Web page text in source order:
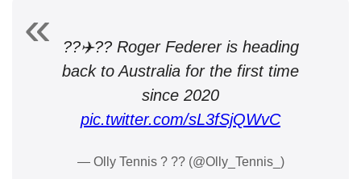
??✈️?? Roger Federer is heading
back to Australia for the first time
since 2020
pic.twitter.com/sL3fSjQWvC
— Olly Tennis ? ?? (@Olly_Tennis_)